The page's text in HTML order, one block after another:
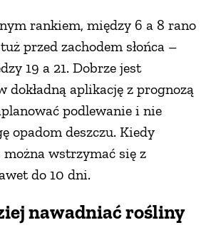
rankiem, między 6 a 8 rano
przed zachodem słońca –
19 a 21. Dobrze jest
dokładną aplikację z prognozą
podlewanie i nie
opadom deszczu. Kiedy
można wstrzymać się z
do 10 dni.
nawadniać rośliny